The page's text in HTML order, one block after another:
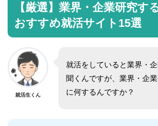
【厳選】業界・企業研究す
おすすめ就活サイト15選
就活生くん
就活をしていると業界・
聞くんですが、業界・企
に何するんですか？